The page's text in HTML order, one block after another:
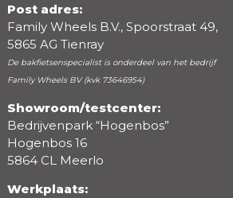
Beoordeling
Post adres:
Family Wheels B.V., Spoorstraat 49,
5865 AG Tienray
De bakfietsenspecialist is onderdeel van het bedrijf
Family Wheels BV (kvk 73646954)
Showroom/testcenter:
Bedrijvenpark “Hogenbos”
Hogenbos 16
5864 CL Meerlo
Werkplaats: